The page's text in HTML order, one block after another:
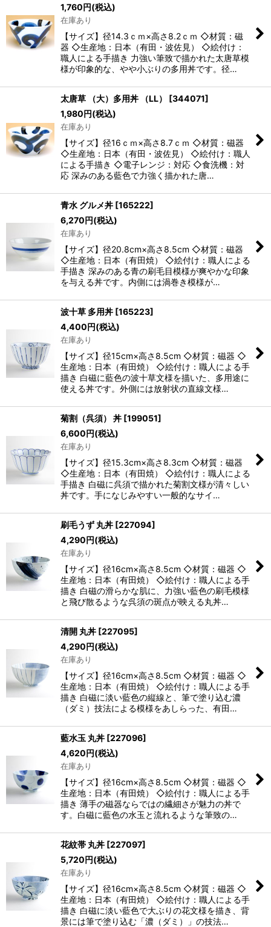
1,760円(税込)
在庫あり
【サイズ】径14.3ｃｍ×高さ8.2ｃｍ ◇材質：磁
器 ◇生産地：日本（有田・波佐見） ◇絵付け：
職人による手描き 力強い筆致で描かれた太唐草模
様が印象的な、やや小ぶりの多用丼です。径…
太唐草 （大）多用丼 （LL） [344071]
1,980円(税込)
在庫あり
【サイズ】径16ｃｍ×高さ8.7ｃｍ ◇材質：磁器
◇生産地：日本（有田・波佐見） ◇絵付け：職人
による手描き ◇電子レンジ：対応 ◇食洗機：対
応 深みのある藍色で力強く描かれた唐…
青水 グルメ丼 [165222]
6,270円(税込)
在庫あり
【サイズ】径20.8cm×高さ8.5cm ◇材質：磁器
◇生産地：日本（有田焼） ◇絵付け：職人による
手描き 深みのある青の刷毛目模様が爽やかな印象
を与える丼です。内側には渦巻き模様が…
波十草 多用丼 [165223]
4,400円(税込)
在庫あり
【サイズ】径15cm×高さ8.5cm ◇材質：磁器 ◇
生産地：日本（有田焼） ◇絵付け：職人による手
描き 白磁に藍色の波十草文様を描いた、多用途に
使える丼です。外側には放射状の直線文様…
菊割（呉須） 丼 [199051]
6,600円(税込)
在庫あり
【サイズ】径15.3cm×高さ8.3cm ◇材質：磁器
◇生産地：日本（有田焼） ◇絵付け：職人による
手描き 白磁に呉須で描かれた菊割文様が清々しい
丼です。手になじみやすい一般的なサイ…
刷毛うず 丸丼 [227094]
4,290円(税込)
在庫あり
【サイズ】径16cm×高さ8.5cm ◇材質：磁器 ◇
生産地：日本（有田焼） ◇絵付け：職人による手
描き 白磁の滑らかな肌に、力強い藍色の刷毛模様
と飛び散るような呉須の斑点が映える丸丼…
清開 丸丼 [227095]
4,290円(税込)
在庫あり
【サイズ】径16cm×高さ8.5cm ◇材質：磁器 ◇
生産地：日本（有田焼） ◇絵付け：職人による手
描き 白磁に淡い藍色の縦線と、筆で塗り込む濃
（ダミ）技法による模様をあしらった、有田…
藍水玉 丸丼 [227096]
4,620円(税込)
在庫あり
【サイズ】径16cm×高さ8.5cm ◇材質：磁器 ◇
生産地：日本（有田焼） ◇絵付け：職人による手
描き 薄手の磁器ならではの繊細さが魅力の丼で
す。白磁に藍色の水玉と流れるような筆致の…
花紋帯 丸丼 [227097]
5,720円(税込)
在庫あり
【サイズ】径16cm×高さ8.5cm ◇材質：磁器 ◇
生産地：日本（有田焼） ◇絵付け：職人による手
描き 白磁に淡い藍色で大ぶりの花文様を描き、背
景には筆で塗り込む「濃（ダミ）」の技法…